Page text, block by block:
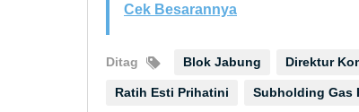
Cek Besarannya
Ditag Blok Jabung Direktur
Ratih Esti Prihatini Subholding Gas